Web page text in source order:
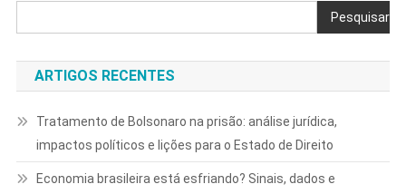
Pesquisar
ARTIGOS RECENTES
Tratamento de Bolsonaro na prisão: análise jurídica,
impactos políticos e lições para o Estado de Direito
Economia brasileira está esfriando? Sinais, dados e